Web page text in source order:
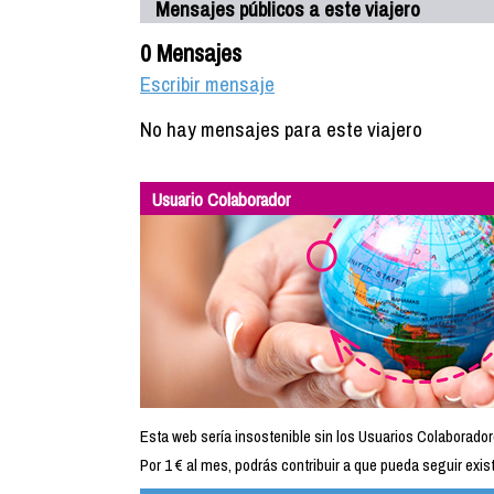
Mensajes públicos a este viajero
0 Mensajes
Escribir mensaje
No hay mensajes para este viajero
Usuario Colaborador
Esta web sería insostenible sin los Usuarios
Por 1 € al mes, podrás contribuir a que pueda seguir